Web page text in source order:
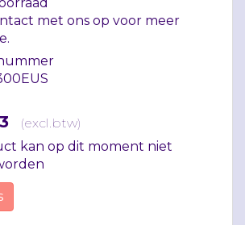
met ons op voor meer
(excl.btw)
kan op dit moment niet